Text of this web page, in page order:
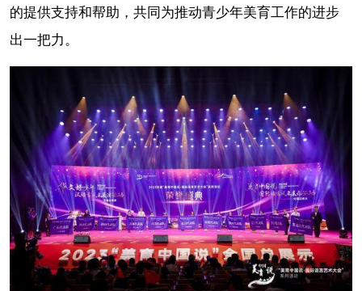
的提供支持和帮助，共同为推动青少年美育工作的进步
出一把力。